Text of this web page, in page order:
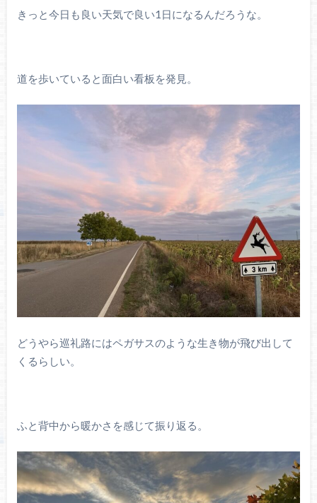
きっと今日も良い天気で良い1日になるんだろうな。
道を歩いていると面白い看板を発見。
どうやら巡礼路にはペガサスのような生き物が飛び出して
くるらしい。
ふと背中から暖かさを感じて振り返る。